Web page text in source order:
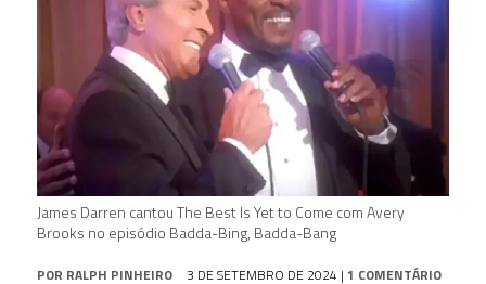
James Darren cantou The Best Is Yet to Come com Avery
Brooks no episódio Badda-Bing, Badda-Bang
POR RALPH PINHEIRO 3 DE SETEMBRO DE 2024 | 1 COMENTÁRIO